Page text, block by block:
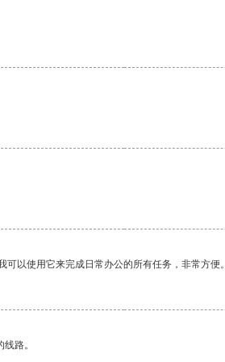
以使用它来完成日常办公的所有任务，非常方便。
路。